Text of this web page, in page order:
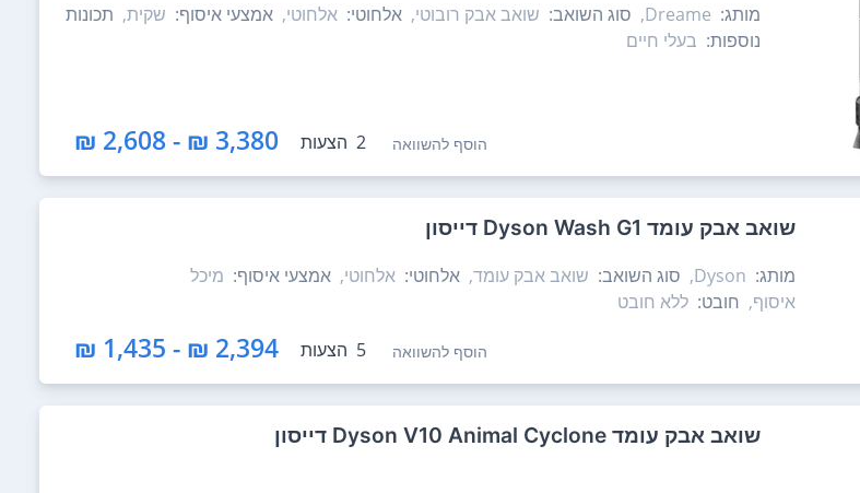
מותג: Dreame, סוג השואב: שואב אבק רובוטי, אלחוטי: אלחוטי, אמצעי איסוף: שקית, תכונות
נוספות: בעלי חיים
הוסף להשוואה 2 הצעות 3,380 ₪ - 2,608 ₪
‏שואב אבק עומד Dyson Wash G1 דייסון
מותג: Dyson, סוג השואב: שואב אבק עומד, אלחוטי: אלחוטי, אמצעי איסוף: מיכל
איסוף, חובט: ללא חובט
הוסף להשוואה 5 הצעות 2,394 ₪ - 1,435 ₪
‏שואב אבק עומד Dyson V10 Animal Cyclone דייסון